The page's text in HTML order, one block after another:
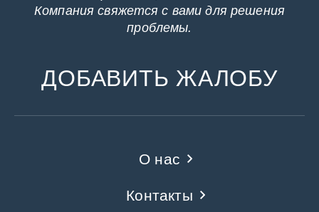
Компания свяжется с вами для решения
проблемы.
ДОБАВИТЬ ЖАЛОБУ
О нас
Контакты